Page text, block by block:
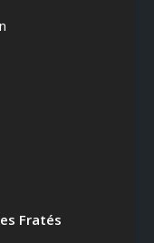
Fratés